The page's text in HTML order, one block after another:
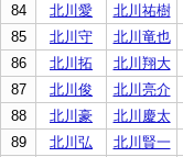
84
北川愛 北川祐樹
85
北川守 北川竜也
86
北川拓 北川翔大
87
北川俊 北川亮介
88
北川豪 北川慶太
89
北川弘 北川賢一